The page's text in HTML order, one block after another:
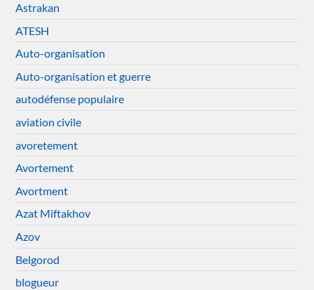
Astrakan
ATESH
Auto-organisation
Auto-organisation et guerre
autodéfense populaire
aviation civile
avoretement
Avortement
Avortment
Azat Miftakhov
Azov
Belgorod
blogueur